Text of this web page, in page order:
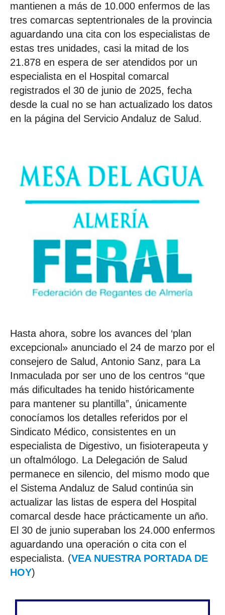
mantienen a más de 10.000 enfermos de las
tres comarcas septentrionales de la provincia
aguardando una cita con los especialistas de
estas tres unidades, casi la mitad de los
21.878 en espera de ser atendidos por un
especialista en el Hospital comarcal
registrados el 30 de junio de 2025, fecha
desde la cual no se han actualizado los datos
en la página del Servicio Andaluz de Salud.
Hasta ahora, sobre los avances del ‘plan
excepcional» anunciado el 24 de marzo por el
consejero de Salud, Antonio Sanz, para La
Inmaculada por ser uno de los centros “que
más dificultades ha tenido históricamente
para mantener su plantilla”, únicamente
conocíamos los detalles referidos por el
Sindicato Médico, consistentes en un
especialista de Digestivo, un fisioterapeuta y
un oftalmólogo. La Delegación de Salud
permanece en silencio, del mismo modo que
el Sistema Andaluz de Salud continúa sin
actualizar las listas de espera del Hospital
comarcal desde hace prácticamente un año.
El 30 de junio superaban los 24.000 enfermos
aguardando una operación o cita con el
especialista. (VEA NUESTRA PORTADA DE
HOY)